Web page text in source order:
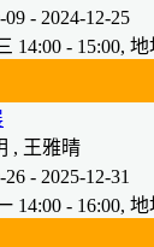
09 - 2024-12-25
14:00 - 15:00, 地
, 王雅晴
- 2025-12-31
14:00 - 16:00, 地